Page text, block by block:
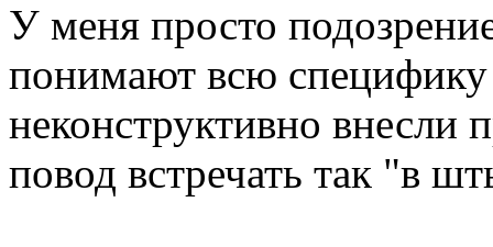
У меня просто
понимают всю
неконструктивно внесли
повод встречать так "в